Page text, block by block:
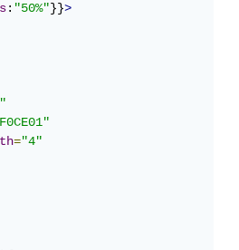
:"50%"}}>
="4"